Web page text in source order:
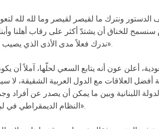
ونترك ما لقيصر لقيصر وما لله لله
للخناق أن يشتدّ أكثر على رقاب أهلنا
ندرك فعلاً مدى الأذى الذي يصيب مجتمعنا جراء تعطّل الحكومة؟».
أعلن عون أنه يتابع السعي لحلّها، آملاً أن
العلاقات مع الدول العربية الشقيقة، لا
اللبنانية وبين ما يمكن أن يصدر عن
النظام الديمقراطي في لبنان تضمن حرية الرأي والتعبير».